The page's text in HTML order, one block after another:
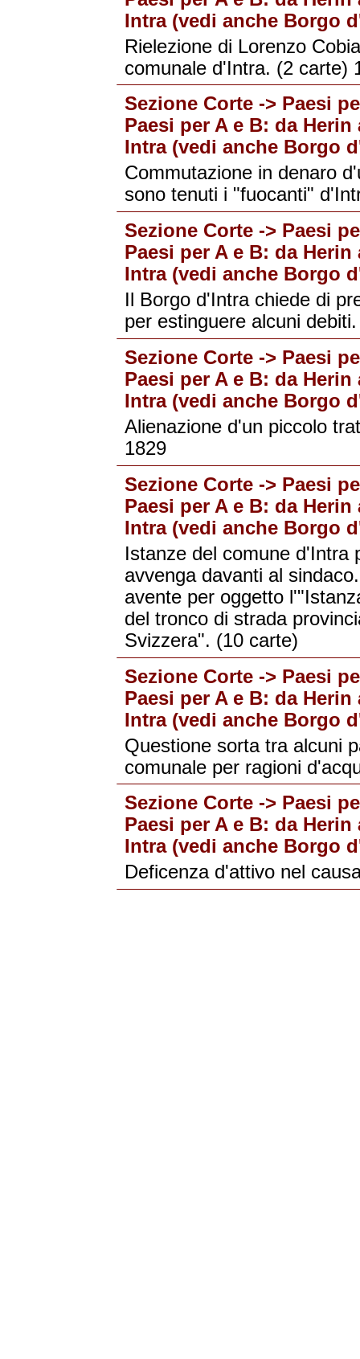
Intra (vedi anche Borgo
Rielezione di Lorenzo
comunale d'Intra. (2 carte)
Sezione Corte -> Paesi
Paesi per A e B: da
Intra (vedi anche Borgo
Commutazione in denaro
sono tenuti i "fuocanti"
Sezione Corte -> Paesi
Paesi per A e B: da
Intra (vedi anche Borgo
Il Borgo d'Intra chiede di
per estinguere alcuni
Sezione Corte -> Paesi
Paesi per A e B: da
Intra (vedi anche Borgo
Alienazione d'un piccolo
1829
Sezione Corte -> Paesi
Paesi per A e B: da
Intra (vedi anche Borgo
Istanze del comune d'Intra
avvenga davanti al
avente per oggetto
del tronco di strada
Svizzera". (10 carte)
Sezione Corte -> Paesi
Paesi per A e B: da
Intra (vedi anche Borgo
Questione sorta tra alcuni
comunale per ragioni
Sezione Corte -> Paesi
Paesi per A e B: da
Intra (vedi anche Borgo
Deficenza d'attivo nel